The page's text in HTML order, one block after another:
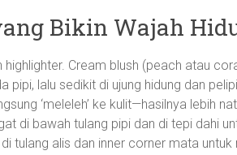
Bikin Wajah
Cream blush (peach atau
pipi, lalu sedikit di ujung hidung dan
‘meleleh’ ke kulit—hasilnya lebih
di bawah tulang pipi dan di tepi dahi
tulang alis dan inner corner mata